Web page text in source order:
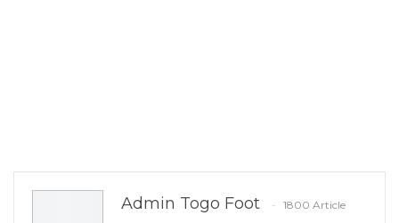
Admin Togo Foot
1800 Article